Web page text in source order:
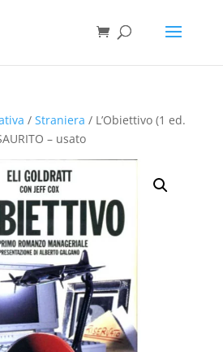
/ Straniera / L’Obiettivo (1 ed.
– usato